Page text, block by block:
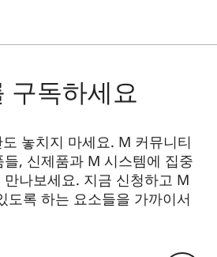
구독하세요
놓치지 마세요. M 커뮤니티
, 신제품과 M 시스템에 집중
나보세요. 지금 신청하고 M
도록 하는 요소들을 가까이서